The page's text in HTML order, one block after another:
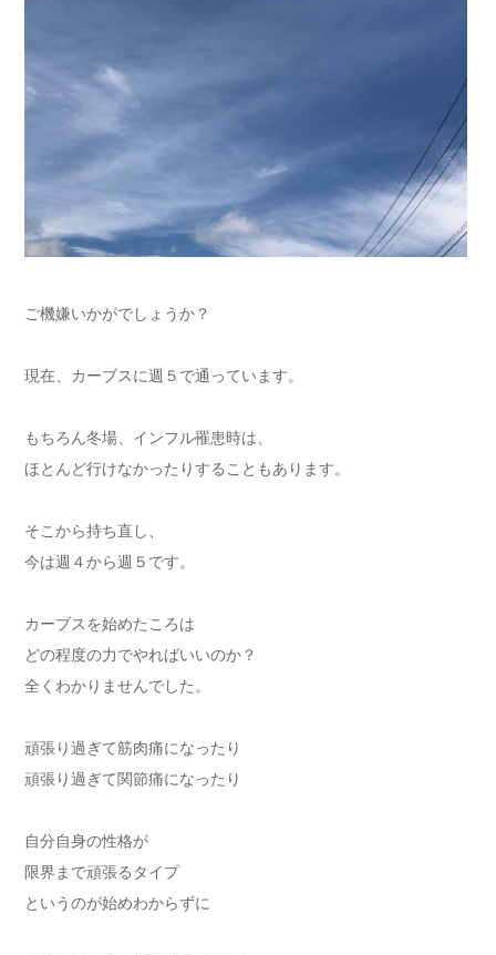
ご機嫌いかがでしょうか？
現在、カーブスに週５で通っています。
もちろん冬場、インフル罹患時は、
ほとんど行けなかったりすることもあります。
そこから持ち直し、
今は週４から週５です。
カーブスを始めたころは
どの程度の力でやればいいのか？
全くわかりませんでした。
頑張り過ぎて筋肉痛になったり
頑張り過ぎて関節痛になったり
自分自身の性格が
限界まで頑張るタイプ
というのが始めわからずに